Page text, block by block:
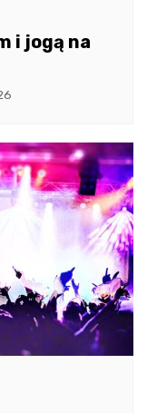
i jogą na